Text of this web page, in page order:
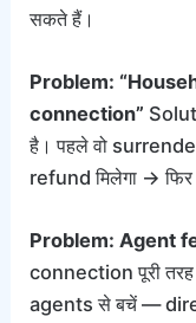
सकते हैं।
Problem:
connection”
है। पहले वो
refund मिलेगा →
Problem: Agent
connection पूरी
agents से बचें —